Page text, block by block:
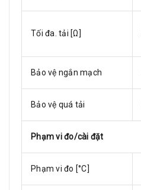
Tối đa. tải [Ω]
Bảo vệ ngắn mạch
Bảo vệ quá tải
Phạm vi đo/cài đặt
Phạm vi đo [°C]